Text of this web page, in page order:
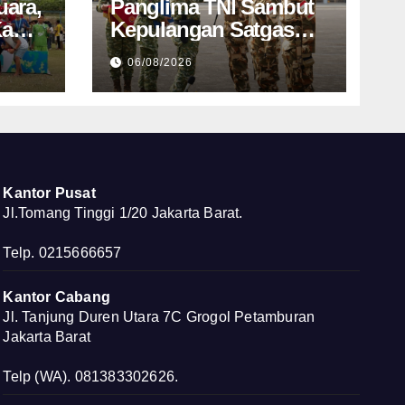
Panglima TNI Sambut
Kepulangan Satgas
Kizi TNI Kontingen
Garuda XX-V
MONUSCO
06/08/2026
Kantor Pusat
Jl.Tomang Tinggi 1/20 Jakarta Barat.
Telp. 0215666657
Kantor Cabang
Jl. Tanjung Duren Utara 7C Grogol Petamburan
Jakarta Barat
Telp (WA). 081383302626.